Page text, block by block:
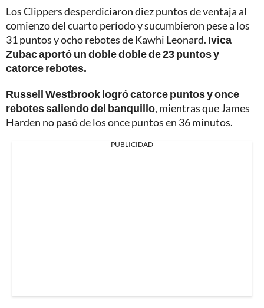
Los Clippers desperdiciaron diez puntos de ventaja al
comienzo del cuarto período y sucumbieron pese a los
31 puntos y ocho rebotes de Kawhi Leonard. Ivica
Zubac aportó un doble doble de 23 puntos y
catorce rebotes.
Russell Westbrook logró catorce puntos y once
rebotes saliendo del banquillo, mientras que James
Harden no pasó de los once puntos en 36 minutos.
PUBLICIDAD